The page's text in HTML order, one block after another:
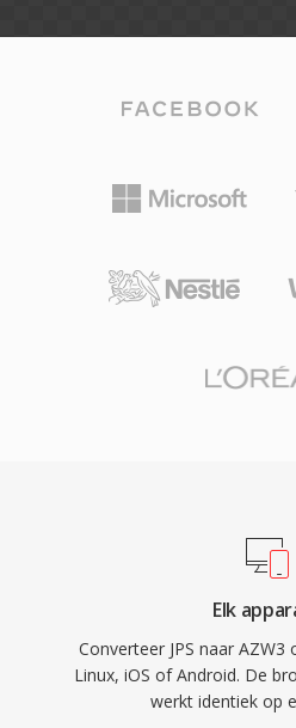
Elk
Converteer JPS naar AZW3
Linux, iOS of Android. De
werkt identiek op